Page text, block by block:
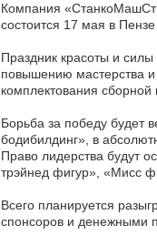
Компания
состоится 17 мая в
Праздник красоты и
повышению мастерства и
комплектования
Борьба за победу будет
бодибилдинг», в
Право лидерства будут
трэйнед фигур», «Мисс
Всего планируется
спонсоров и денежными